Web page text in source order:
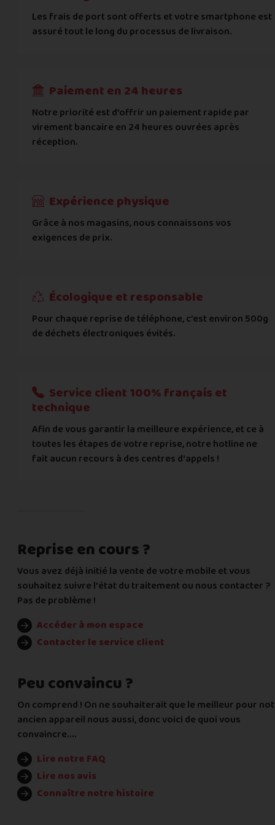
Les frais de port sont offerts et votre smartphone est
assuré tout le long du processus de livraison.
Paiement en 24 heures
Notre priorité est d’offrir un paiement rapide par
virement bancaire en 24 heures ouvrées après
réception.
Expérience physique
Grâce à nos magasins, nous connaissons vos
exigences de prix.
Écologique et responsable
Pour chaque reprise de téléphone, c’est environ 500g
de déchets électroniques évités.
Service client 100% français et
technique
Afin de vous garantir la meilleure expérience, et ce à
toutes les étapes de votre reprise, notre hotline ne
fait aucun recours à des centres d'appels !
Reprise en cours ?
Vous avez déjà initié la vente de votre mobile et vous
souhaitez suivre l'état du traitement ou nous contacter ?
Pas de problème !
Accéder à mon espace
Contacter le service client
Peu convaincu ?
On comprend ! On ne souhaiterait que le meilleur pour
ancien appareil nous aussi, donc voici de quoi vous
convaincre....
Lire notre FAQ
Lire nos avis
Connaître notre histoire